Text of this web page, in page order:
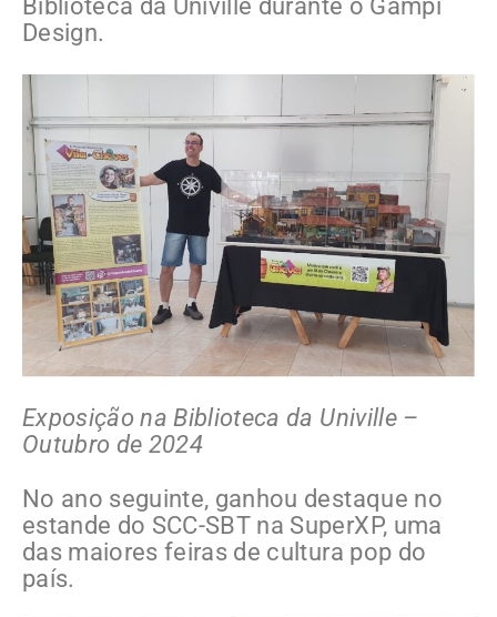
Biblioteca da Univille durante o Gampi
Design.
Exposição na Biblioteca da Univille –
Outubro de 2024
No ano seguinte, ganhou destaque no
estande do SCC-SBT na SuperXP, uma
das maiores feiras de cultura pop do
país.